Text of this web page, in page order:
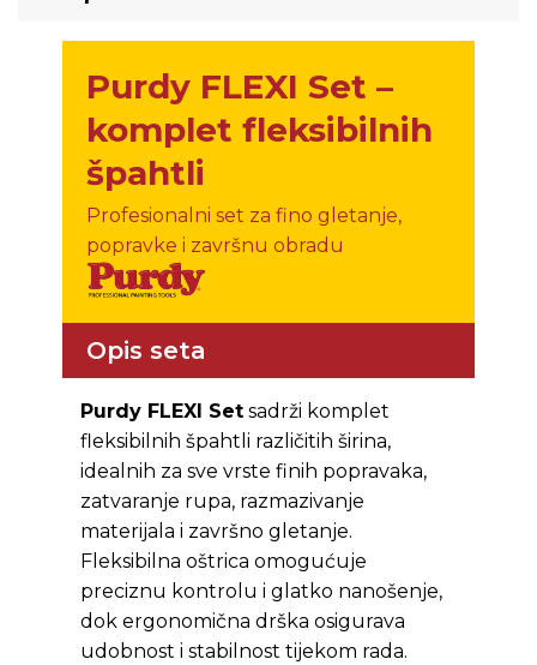
Purdy FLEXI Set –
komplet fleksibilnih
špahtli
Profesionalni set za fino gletanje,
popravke i završnu obradu
Opis seta
Purdy FLEXI Setsadrži komplet
fleksibilnih špahtli različitih širina,
idealnih za sve vrste finih popravaka,
zatvaranje rupa, razmazivanje
materijala i završno gletanje.
Fleksibilna oštrica omogućuje
preciznu kontrolu i glatko nanošenje,
dok ergonomična drška osigurava
udobnost i stabilnost tijekom rada.